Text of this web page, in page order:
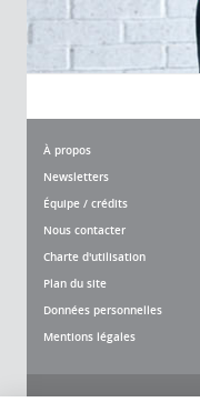
À propos
Newsletters
Équipe / crédits
Nous contacter
Charte d'utilisation
Plan du site
Données personnelles
Mentions légales